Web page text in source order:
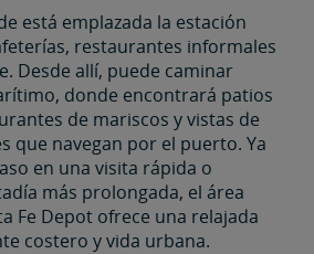
está emplazada la estación
restaurantes informales
Desde allí, puede caminar
donde encontrará patios
de mariscos y vistas de
que navegan por el puerto. Ya
en una visita rápida o
más prolongada, el área
Fe Depot ofrece una relajada
costero y vida urbana.